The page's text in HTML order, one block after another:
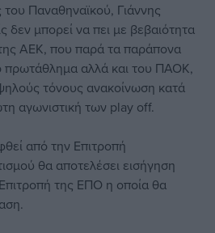
Παναθηναϊκού, Γιάννης
μπορεί να πει με βεβαιότητα
ΑΕΚ, που παρά τα παράπονα
πρωτάθλημα αλλά και του ΠΑΟΚ,
τόνους ανακοίνωση κατά
αγωνιστική των play off.
από την Επιτροπή
θα αποτελέσει εισήγηση
της ΕΠΟ η οποία θα